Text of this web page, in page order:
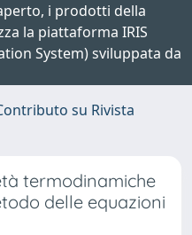
i prodotti della
la piattaforma IRIS
System) sviluppata da
su Rivista
termodinamiche
delle equazioni